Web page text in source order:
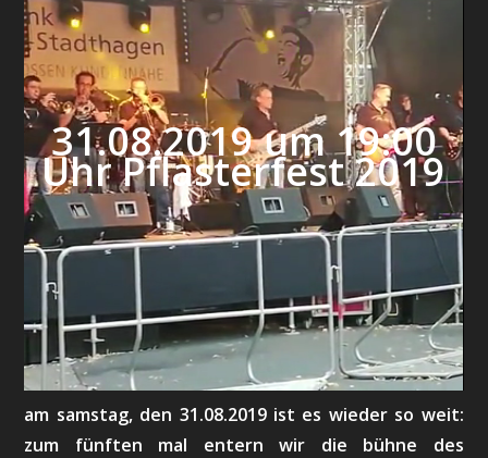
31.08.2019 um 19:00
Uhr Pflasterfest 2019
am samstag, den 31.08.2019 ist es wieder so weit:
zum fünften mal entern wir die bühne des